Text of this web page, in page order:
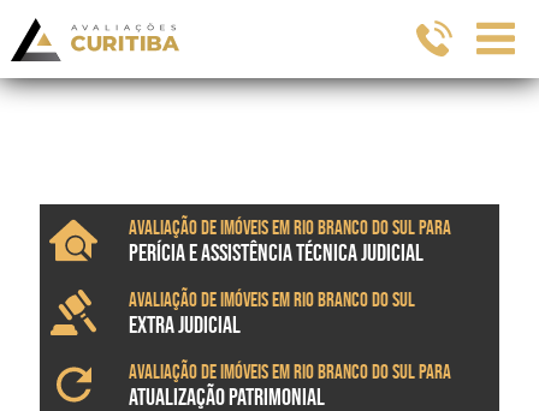
Avaliação de imóveis em Rio Branco do Sul para
PERÍCIA E ASSISTÊNCIA TÉCNICA JUDICIAL
Avaliação de imóveis em Rio Branco do Sul
EXTRA JUDICIAL
Avaliação de imóveis em Rio Branco do Sul para
ATUALIZAÇÃO PATRIMONIAL